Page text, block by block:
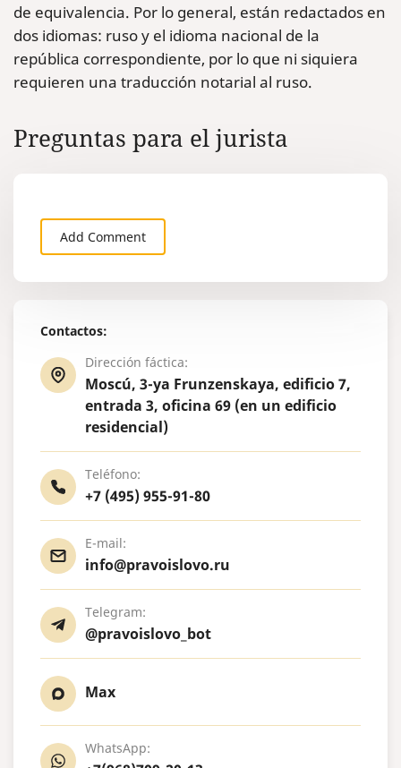
Contactos:
Dirección fáctica:
Moscú, 3-ya Frunzenskaya, edificio 7,
entrada 3, oficina 69 (en un edificio
residencial)
Teléfono:
+7 (495) 955-91-80
E-mail:
info@pravoislovo.ru
Telegram:
@pravoislovo_bot
Max
WhatsApp:
de equivalencia. Por lo general, están redactados en
dos idiomas: ruso y el idioma nacional de la
república correspondiente, por lo que ni siquiera
requieren una traducción notarial al ruso.
Preguntas para el jurista
Add Comment